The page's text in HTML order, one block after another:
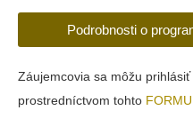
Podrobnosti o
Záujemcovia sa môžu prihlásiť
prostredníctvom tohto